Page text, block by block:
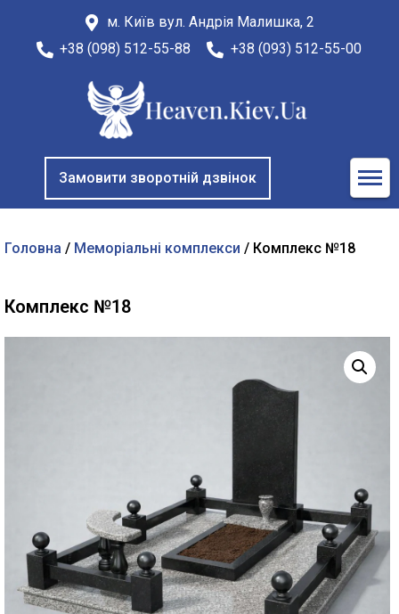
м. Київ вул. Андрія Малишка, 2
+38 (098) 512-55-88
+38 (093) 512-55-00
Замовити зворотній дзвінок
Головна / Меморіальні комплекси / Комплекс №18
Комплекс №18